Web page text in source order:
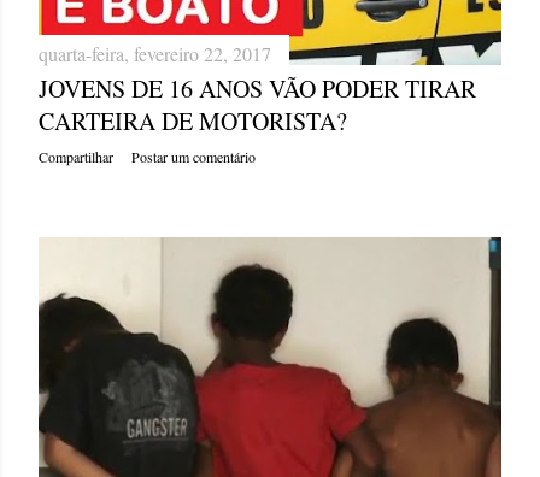
quarta-feira, fevereiro 22, 2017
JOVENS DE 16 ANOS VÃO PODER TIRAR
CARTEIRA DE MOTORISTA?
Compartilhar Postar um comentário